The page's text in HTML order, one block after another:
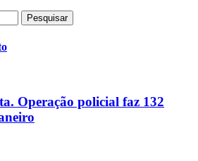
Operação policial faz 132